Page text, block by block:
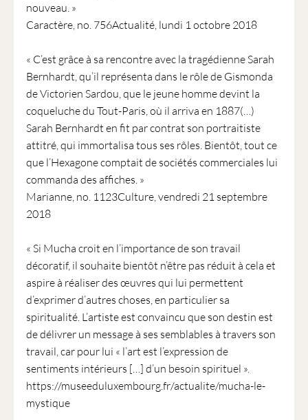
nouveau. »
Caractère, no. 756Actualité, lundi 1 octobre 2018
« C’est grâce à sa rencontre avec la tragédienne Sarah
Bernhardt, qu’il représenta dans le rôle de Gismonda
de Victorien Sardou, que le jeune homme devint la
coqueluche du Tout-Paris, où il arriva en 1887(…)
Sarah Bernhardt en fit par contrat son portraitiste
attitré, qui immortalisa tous ses rôles. Bientôt, tout ce
que l’Hexagone comptait de sociétés commerciales lui
commanda des affiches. »
Marianne, no. 1123Culture, vendredi 21 septembre
2018
« Si Mucha croit en l’importance de son travail
décoratif, il souhaite bientôt n’être pas réduit à cela et
aspire à réaliser des œuvres qui lui permettent
d’exprimer d’autres choses, en particulier sa
spiritualité. L’artiste est convaincu que son destin est
de délivrer un message à ses semblables à travers son
travail, car pour lui « l’art est l’expression de
sentiments intérieurs […] d’un besoin spirituel ».
https://museeduluxembourg.fr/actualite/mucha-le-
mystique